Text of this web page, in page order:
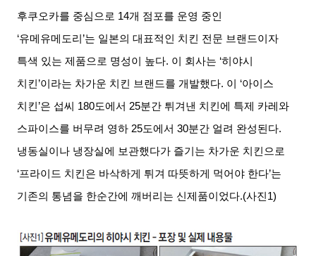
후쿠오카를 중심으로 14개 점포를 운영 중인
‘유메유메도리 ’는 일본의 대표적인 치킨 전문 브랜드이자
특색 있는 제품으로 명성이 높다. 이 회사는 ‘히야시
치킨 ’이라는 차가운 치킨 브랜드를 개발했다. 이 ‘아이스
치킨 ’은 섭씨 180도에서 25분간 튀겨낸 치킨에 특제 카레와
스파이스를 버무려 영하 25도에서 30분간 얼려 완성된다.
냉동실이나 냉장실에 보관했다가 즐기는 차가운 치킨으로
‘프라이드 치킨은 바삭하게 튀겨 따뜻하게 먹어야 한다’는
기존의 통념을 한순간에 깨버리는 신제품이었다.(사진 1)